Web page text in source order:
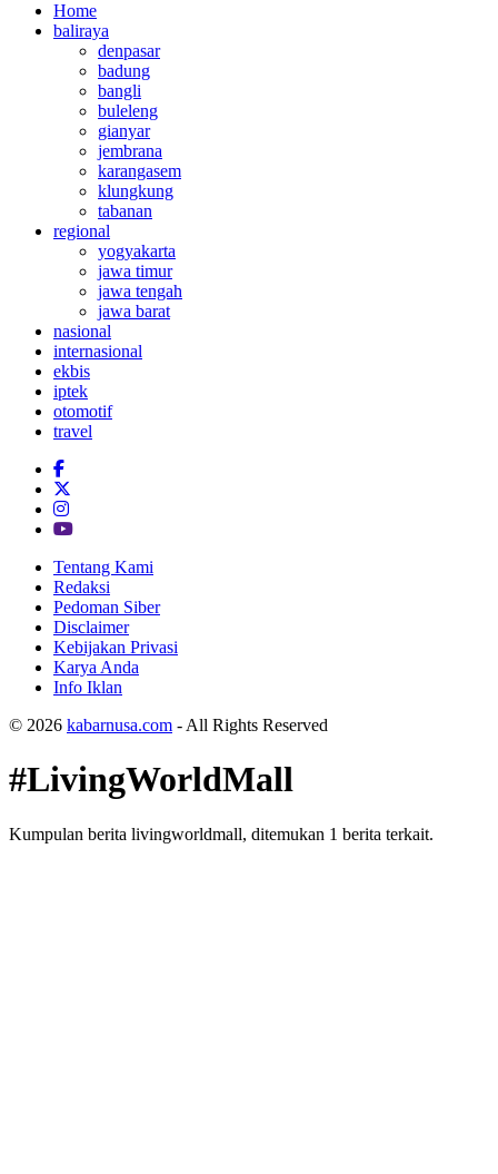
Home
baliraya
denpasar
badung
bangli
buleleng
gianyar
jembrana
karangasem
klungkung
tabanan
regional
yogyakarta
jawa timur
jawa tengah
jawa barat
nasional
internasional
ekbis
iptek
otomotif
travel
Tentang Kami
Redaksi
Pedoman Siber
Disclaimer
Kebijakan Privasi
Karya Anda
Info Iklan
© 2026 kabarnusa.com - All Rights Reserved
#LivingWorldMall
Kumpulan berita livingworldmall, ditemukan 1 berita terkait.